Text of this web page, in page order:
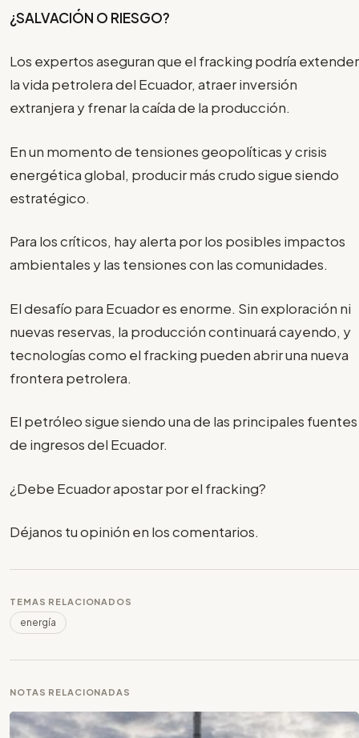
¿SALVACIÓN O RIESGO?
Los expertos aseguran que el fracking podría extender
la vida petrolera del Ecuador, atraer inversión
extranjera y frenar la caída de la producción.
En un momento de tensiones geopolíticas y crisis
energética global, producir más crudo sigue siendo
estratégico.
Para los críticos, hay alerta por los posibles impactos
ambientales y las tensiones con las comunidades.
El desafío para Ecuador es enorme. Sin exploración ni
nuevas reservas, la producción continuará cayendo, y
tecnologías como el fracking pueden abrir una nueva
frontera petrolera.
El petróleo sigue siendo una de las principales fuentes
de ingresos del Ecuador.
¿Debe Ecuador apostar por el fracking?
Déjanos tu opinión en los comentarios.
TEMAS RELACIONADOS
energía
NOTAS RELACIONADAS